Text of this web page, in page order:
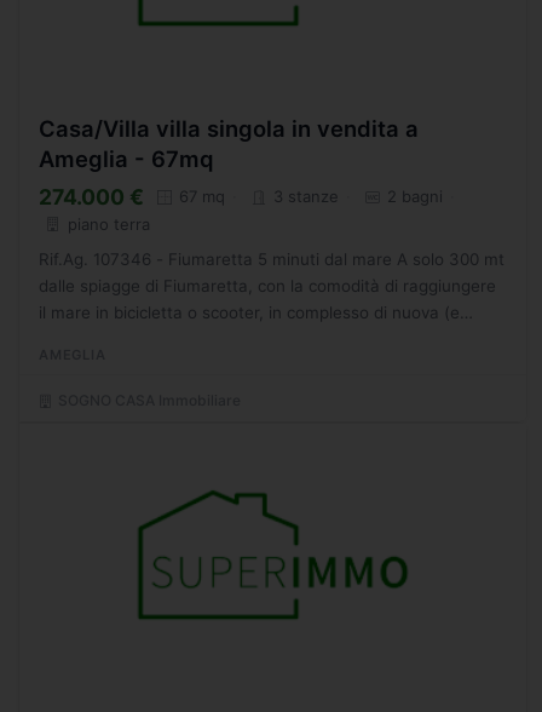
Casa/Villa villa singola in vendita a
Ameglia - 67mq
274.000 € 67 mq 3 stanze
2 bagni
piano terra
Rif.Ag. 107346 - Fiumaretta 5 minuti dal mare A solo 300 mt
dalle spiagge di Fiumaretta, con la comodità di raggiungere
il mare in bicicletta o scooter, in complesso di nuova (e